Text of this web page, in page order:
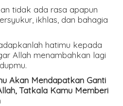
tidak ada rasa apapun
ikhlas, dan bahagia
hatimu kepada
Allah menambahkan lagi
Akan Mendapatkan Ganti
Tatkala Kamu Memberi